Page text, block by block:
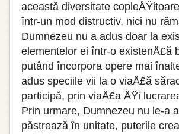
această diversitate
într-un mod distructiv, nici nu
Dumnezeu nu a adus doar la
elementelor ei într-o existenÅ£ă
putând încorpora opere mai
adus speciile vii la o viaÅ£ă
participă, prin viaÅ£a ÅŸi
Prin urmare, Dumnezeu nu le-a
păstrează în unitate, puterile